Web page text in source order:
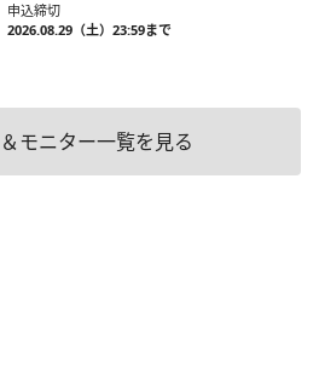
申込締切
2026.08.29（土）23:59まで
モニター一覧を見る